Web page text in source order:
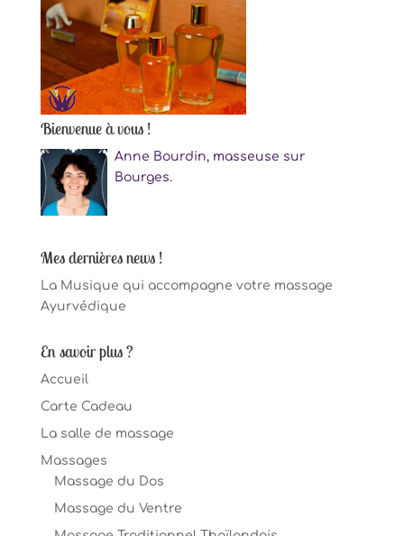
Bienvenue à vous !
Anne Bourdin, masseuse sur
Bourges.
Mes dernières news !
La Musique qui accompagne votre massage
Ayurvédique
En savoir plus ?
Accueil
Carte Cadeau
La salle de massage
Massages
Massage du Dos
Massage du Ventre